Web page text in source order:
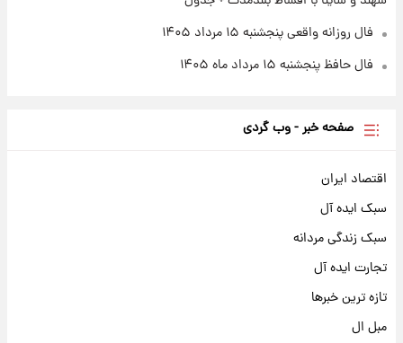
فال روزانه واقعی پنجشنبه ۱۵ مرداد ۱۴۰۵
فال حافظ پنجشنبه ۱۵ مرداد ماه ۱۴۰۵
صفحه خبر - وب گردی
اقتصاد ایران
سبک ایده آل
سبک زندگی مردانه
تجارت ایده آل
تازه ترین خبرها
مبل ال